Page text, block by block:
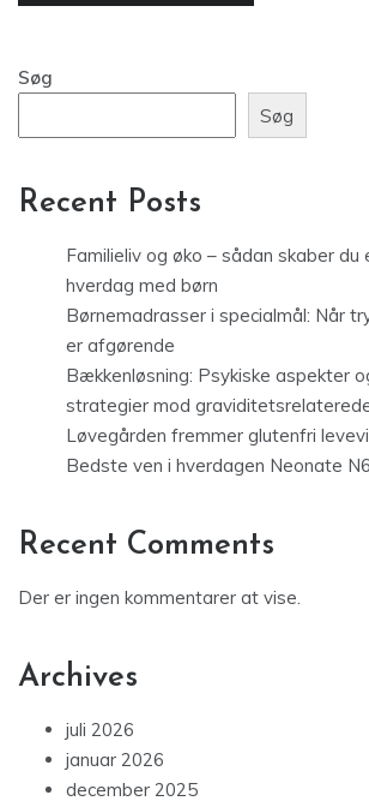
Søg
Søg
Recent Posts
Familieliv og øko – sådan skaber
hverdag med børn
Børnemadrasser i specialmål: Når
er afgørende
Bækkenløsning: Psykiske aspekter
strategier mod
Løvegården fremmer glutenfri
Bedste ven i hverdagen Neonate
Recent Comments
Der er ingen kommentarer at vise.
Archives
juli 2026
januar 2026
december 2025